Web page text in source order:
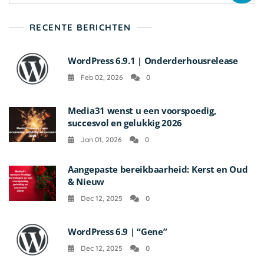
RECENTE BERICHTEN
WordPress 6.9.1 | Onderderhousrelease
Feb 02, 2026 0
Media31 wenst u een voorspoedig,
succesvol en gelukkig 2026
Jan 01, 2026 0
Aangepaste bereikbaarheid: Kerst en Oud
& Nieuw
Dec 12, 2025 0
WordPress 6.9 | “Gene”
Dec 12, 2025 0